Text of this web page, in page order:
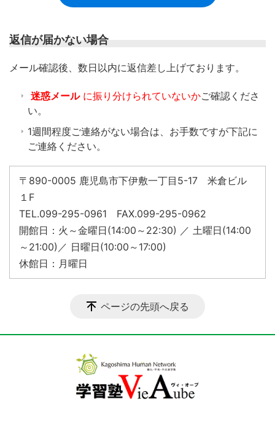
返信が届かない場合
​メール確認後、数日以内に返信差し上げております。
迷惑メール に振り分けられていないかご確認くださ
い。
1週間程度ご連絡がない場合は、お手数ですが下記に
ご連絡ください。
〒890-0005 鹿児島市下伊敷一丁目5-17 米倉ビル
１F
TEL.099-295-0961 FAX.099-295-0962
開館日：火～金曜日(14:00～22:30) ／ 土曜日(14:00
～21:00)／ 日曜日(10:00～17:00)
休館日：月曜日
ページの先頭へ戻る